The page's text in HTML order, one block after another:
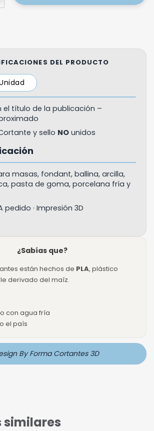
DEL PRODUCTO
el título de la publicación –
y sello NO unidos
masas, fondant, ballina, arcilla,
pasta de goma, porcelana fría y
pedido · Impresión 3D
¿Sabías que?
están hechos de PLA, plástico
derivado del maíz.
con agua fría
el país
By Forma Cortantes 3D
similares